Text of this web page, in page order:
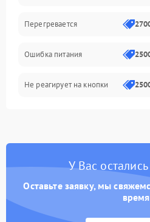
Перегревается
Ошибка питания
Не реагирует на кнопки
У Вас
Оставьте заявку, мы
время